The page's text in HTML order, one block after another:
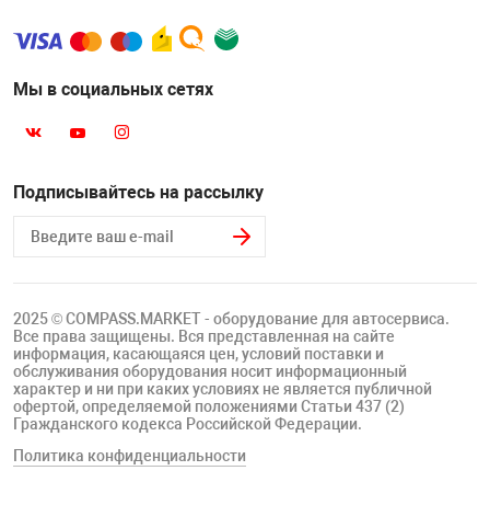
Мы в социальных сетях
Подписывайтесь на рассылку
2025 © COMPASS.MARKET - оборудование для автосервиса.
Все права защищены. Вся представленная на сайте
информация, касающаяся цен, условий поставки и
обслуживания оборудования носит информационный
характер и ни при каких условиях не является публичной
офертой, определяемой положениями Статьи 437 (2)
Гражданского кодекса Российской Федерации.
Политика конфиденциальности